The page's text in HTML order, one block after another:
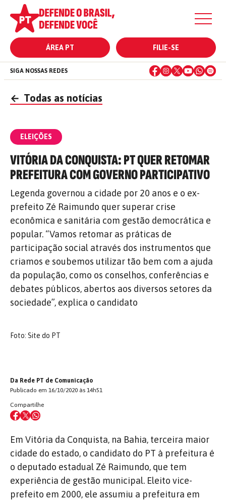
ÁREA PT FILIE-SE
SIGA NOSSAS REDES
← Todas as notícias
ELEIÇÕES
VITÓRIA DA CONQUISTA: PT QUER RETOMAR
PREFEITURA COM GOVERNO PARTICIPATIVO
Legenda governou a cidade por 20 anos e o ex-
prefeito Zé Raimundo quer superar crise
econômica e sanitária com gestão democrática e
popular. “Vamos retomar as práticas de
participação social através dos instrumentos que
criamos e soubemos utilizar tão bem com a ajuda
da população, como os conselhos, conferências e
debates públicos, abertos aos diversos setores da
sociedade”, explica o candidato
Foto: Site do PT
Da Rede PT de Comunicação
Publicado em 16/10/2020 às 14h51
Compartilhe
Em Vitória da Conquista, na Bahia, terceira maior
cidade do estado, o candidato do PT à prefeitura é
o deputado estadual Zé Raimundo, que tem
experiência de gestão municipal. Eleito vice-
prefeito em 2000, ele assumiu a prefeitura em